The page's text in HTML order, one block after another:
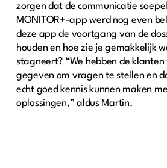
zorgen dat de communicatie
MONITOR+-app werd nog even
deze app de voortgang van de
houden en hoe zie je gemakkelijk
stagneert? “We hebben de
gegeven om vragen te stellen en
echt goed kennis kunnen maken
oplossingen,” aldus Martin.